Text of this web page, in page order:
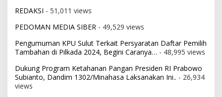
REDAKSI - 51,011 views
PEDOMAN MEDIA SIBER - 49,529 views
Pengumuman KPU Sulut Terkait Persyaratan Daftar Pemilih
Tambahan di Pilkada 2024, Begini Caranya… - 48,995 views
Dukung Program Ketahanan Pangan Presiden RI Prabowo
Subianto, Dandim 1302/Minahasa Laksanakan Ini.. - 26,934
views